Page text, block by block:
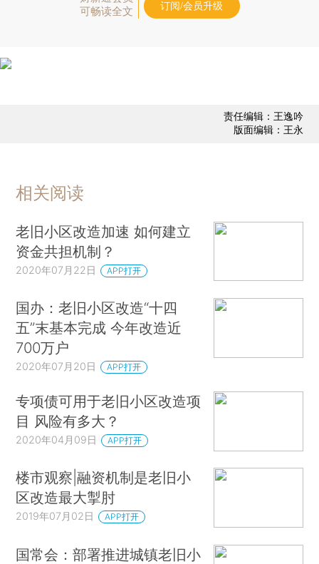
可畅读全文
订阅/会员升级
责任编辑：王逸吟
版面编辑：王永
相关阅读
老旧小区改造加速 如何建立
资金共担机制？
2020年07月22日 APP打开
国办：老旧小区改造“十四
五”末基本完成 今年改造近
700万户
2020年07月20日 APP打开
专项债可用于老旧小区改造项
目 风险有多大？
2020年04月09日 APP打开
楼市观察|融资机制是老旧小
区改造最大掣肘
2019年07月02日 APP打开
国常会：部署推进城镇老旧小